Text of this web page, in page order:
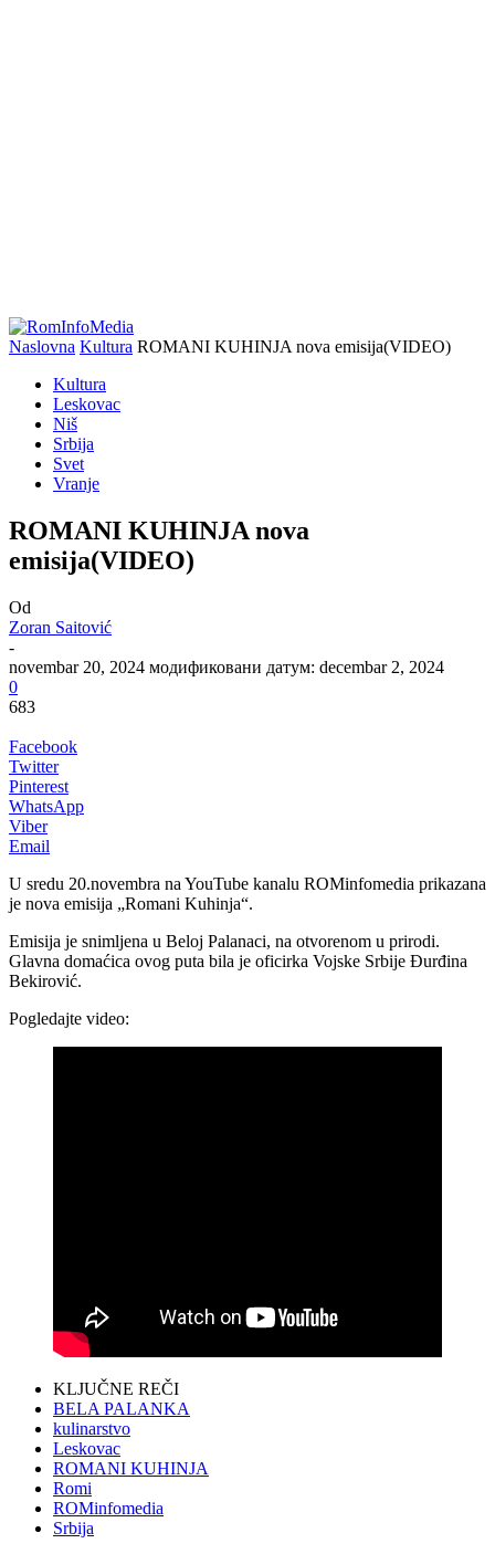
Naslovna Kultura ROMANI KUHINJA nova emisija(VIDEO)
Kultura
Leskovac
Niš
Srbija
Svet
Vranje
ROMANI KUHINJA nova
emisija(VIDEO)
Od
Zoran Saitović
-
novembar 20, 2024 модификовани датум: decembar 2, 2024
0
683
Facebook
Twitter
Pinterest
WhatsApp
Viber
Email
U sredu 20.novembra na YouTube kanalu ROMinfomedia prikazana
je nova emisija „Romani Kuhinja“.
Emisija je snimljena u Beloj Palanaci, na otvorenom u prirodi.
Glavna domaćica ovog puta bila je oficirka Vojske Srbije Đurđina
Bekirović.
Pogledajte video:
KLJUČNE REČI
BELA PALANKA
kulinarstvo
Leskovac
ROMANI KUHINJA
Romi
ROMinfomedia
Srbija